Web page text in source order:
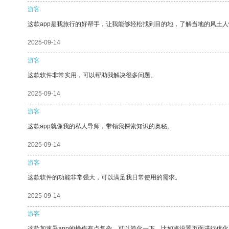
游客
这款app是我旅行的好帮手，让我能够轻松找到目的地，了解当地的风土
2025-09-14
游客
这款软件非常实用，可以帮助我解决很多问题。
2025-09-14
游客
这款app就像我的私人导师，带领我探索知识的奥秘。
2025-09-14
游客
这款软件的功能非常强大，可以满足我日常使用的需求。
2025-09-14
游客